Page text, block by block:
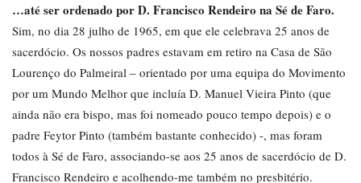
…até ser ordenado por D. Francisco Rendeiro na Sé de Faro.
Sim, no dia 28 julho de 1965, em que ele celebrava 25 anos de
sacerdócio. Os nossos padres estavam em retiro na Casa de São
Lourenço do Palmeiral – orientado por uma equipa do Movimento
por um Mundo Melhor que incluía D. Manuel Vieira Pinto (que
ainda não era bispo, mas foi nomeado pouco tempo depois) e o
padre Feytor Pinto (também bastante conhecido) -, mas foram
todos à Sé de Faro, associando-se aos 25 anos de sacerdócio de D.
Francisco Rendeiro e acolhendo-me também no presbitério.